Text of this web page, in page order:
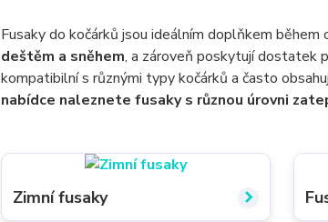
Fusaky do kočárků jsou ideálním doplňkem během
deštěm a sněhem, a zároveň poskytují dostatek
kompatibilní s různými typy kočárků a často
nabídce naleznete fusaky s různou úrovni
Zimní fusaky